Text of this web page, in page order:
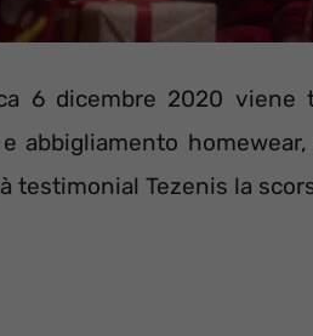
6 dicembre 2020 viene
e abbigliamento
testimonial Tezenis la